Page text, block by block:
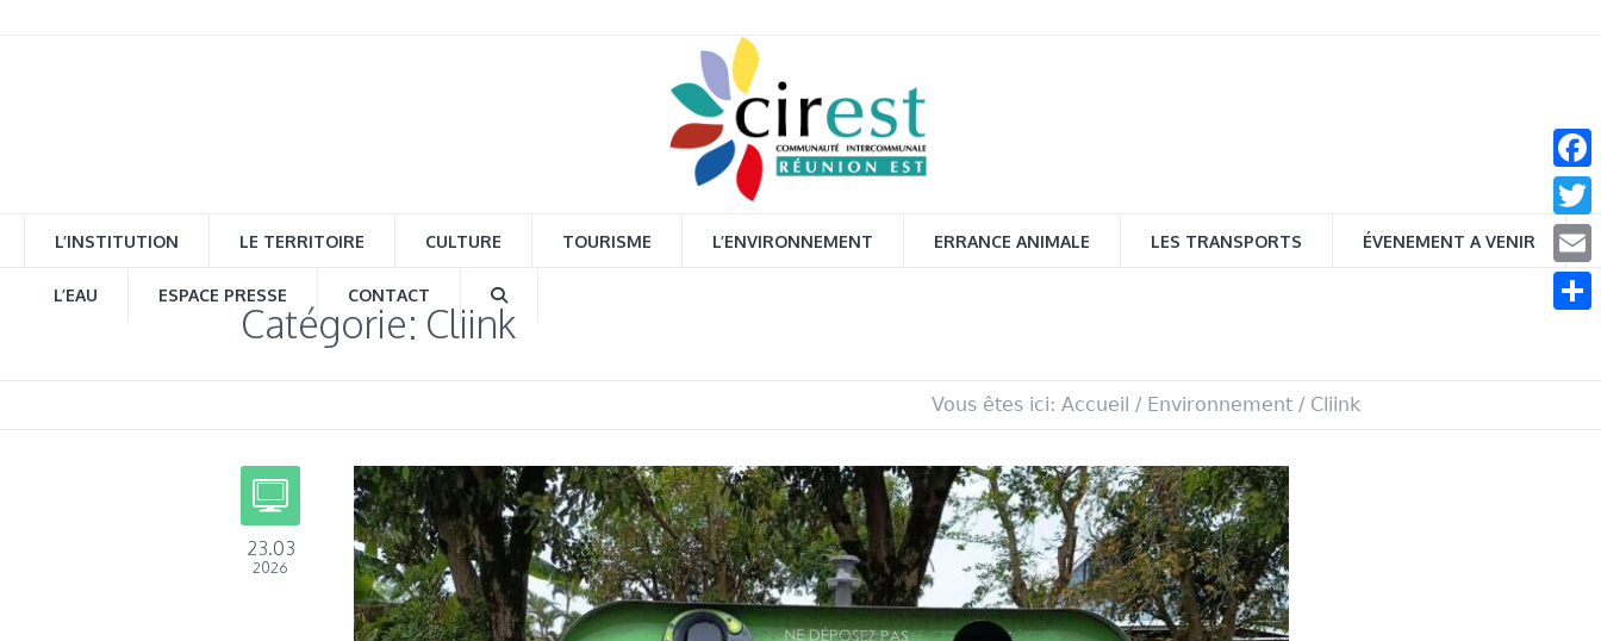
L’INSTITUTION LE TERRITOIRE CULTURE TOURISME L’ENVIRONNEMENT ERRANCE ANIMALE LES TRANSPORTS ÉVENEMENT A VENIR
L’EAU ESPACE PRESSE CONTACT
Catégorie: Cliink
Vous êtes ici: Accueil / Environnement / Cliink
23.03
2026
Email